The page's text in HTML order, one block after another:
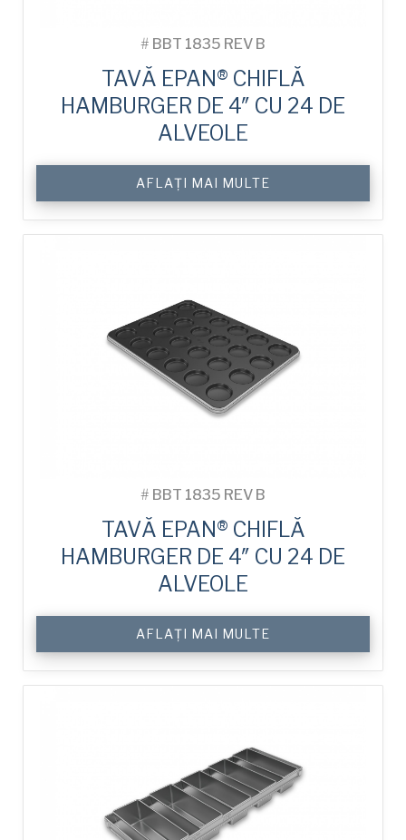
# BBT 1835 REV B
TAVĂ EPAN® CHIFLĂ
HAMBURGER DE 4″ CU 24 DE
ALVEOLE
AFLAȚI MAI MULTE
# BBT 1835 REV B
TAVĂ EPAN® CHIFLĂ
HAMBURGER DE 4″ CU 24 DE
ALVEOLE
AFLAȚI MAI MULTE